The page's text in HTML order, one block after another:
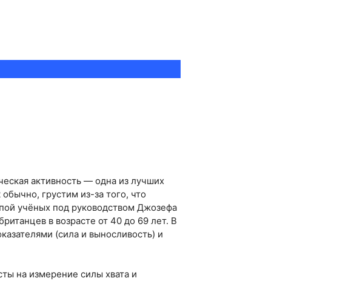
активность — одна из лучших
грустим из-за того, что
учёных под руководством Джозефа
в возрасте от 40 до 69 лет. В
(сила и выносливость) и
на измерение силы хвата и